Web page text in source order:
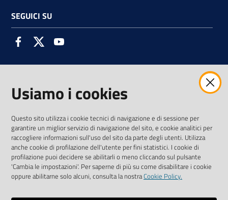
SEGUICI SU
FacebookTwitter
AMMINISTRAZIONE TRASPARENTE INTERCAM S.C.A.R.L.
Vai alla pagina
Media Policy
Usiamo i cookies
Questo sito utilizza i cookie tecnici di navigazione e di sessione per
garantire un miglior servizio di navigazione del sito, e cookie analitici per
raccogliere informazioni sull'uso del sito da parte degli utenti. Utilizza
anche cookie di profilazione dell'utente per fini statistici. I cookie di
profilazione puoi decidere se abilitarli o meno cliccando sul pulsante
'Cambia le impostazioni'. Per saperne di più su come disabilitare i cookie
oppure abilitarne solo alcuni, consulta la nostraCookie Policy.